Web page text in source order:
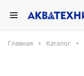
Главная Каталог